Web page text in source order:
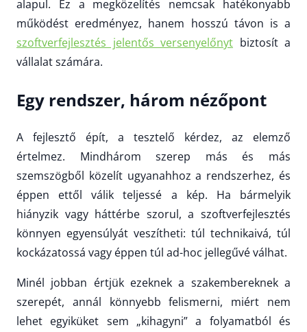
alapul. Ez a megközelítés nemcsak hatékonyabb
működést eredményez, hanem hosszú távon is a
szoftverfejlesztés jelentős versenyelőnyt biztosít a
vállalat számára.
Egy rendszer, három nézőpont
A fejlesztő épít, a tesztelő kérdez, az elemző
értelmez. Mindhárom szerep más és más
szemszögből közelít ugyanahhoz a rendszerhez, és
éppen ettől válik teljessé a kép. Ha bármelyik
hiányzik vagy háttérbe szorul, a szoftverfejlesztés
könnyen egyensúlyát veszítheti: túl technikaivá, túl
kockázatossá vagy éppen túl ad-hoc jellegűvé válhat.
Minél jobban értjük ezeknek a szakembereknek a
szerepét, annál könnyebb felismerni, miért nem
lehet egyiküket sem „kihagyni” a folyamatból és